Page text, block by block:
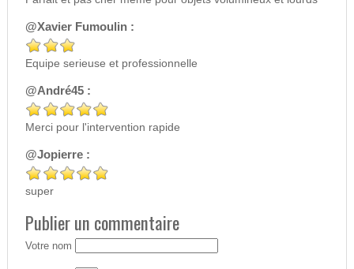
@Xavier Fumoulin :
Equipe serieuse et professionnelle
@André45 :
Merci pour l'intervention rapide
@Jopierre :
super
Publier un commentaire
Votre nom